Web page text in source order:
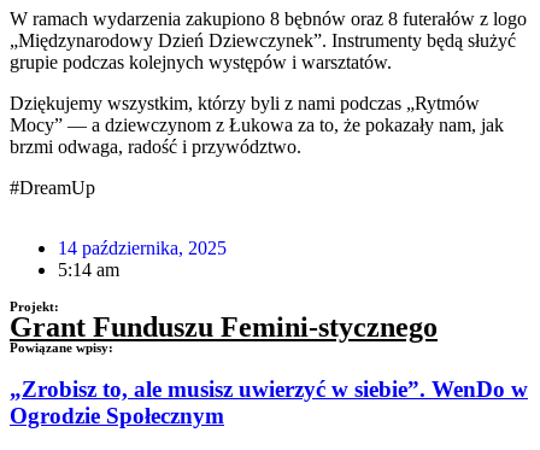
W ramach wydarzenia zakupiono 8 bębnów oraz 8 futerałów z logo
„Międzynarodowy Dzień Dziewczynek”. Instrumenty będą służyć
grupie podczas kolejnych występów i warsztatów.
Dziękujemy wszystkim, którzy byli z nami podczas „Rytmów
Mocy” — a dziewczynom z Łukowa za to, że pokazały nam, jak
brzmi odwaga, radość i przywództwo.
#DreamUp
14 października, 2025
5:14 am
Projekt:
Grant Funduszu Femini-stycznego
Powiązane wpisy:
„Zrobisz to, ale musisz uwierzyć w siebie”. WenDo w
Ogrodzie Społecznym